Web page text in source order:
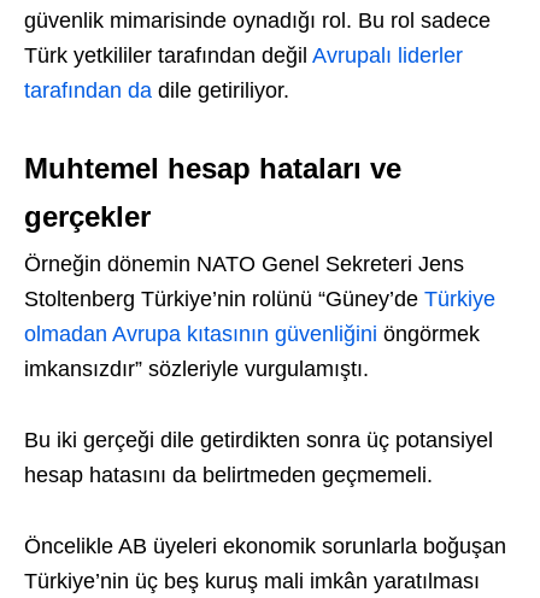
güvenlik mimarisinde oynadığı rol. Bu rol sadece
Türk yetkililer tarafından değil Avrupalı liderler
tarafından da dile getiriliyor.
Muhtemel hesap hataları ve
gerçekler
Örneğin dönemin NATO Genel Sekreteri Jens
Stoltenberg Türkiye’nin rolünü “Güney’de Türkiye
olmadan Avrupa kıtasının güvenliğini öngörmek
imkansızdır” sözleriyle vurgulamıştı.
Bu iki gerçeği dile getirdikten sonra üç potansiyel
hesap hatasını da belirtmeden geçmemeli.
Öncelikle AB üyeleri ekonomik sorunlarla boğuşan
Türkiye’nin üç beş kuruş mali imkân yaratılması